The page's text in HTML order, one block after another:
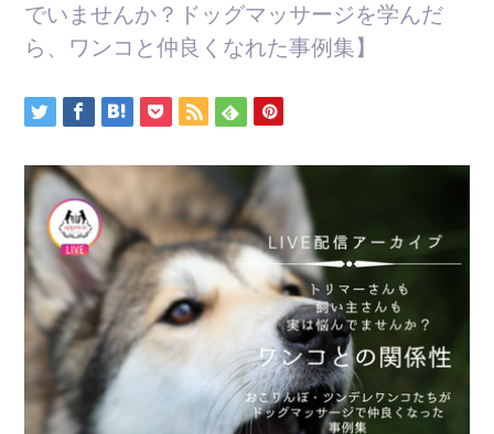
でいませんか？ドッグマッサージを学んだ
ら、ワンコと仲良くなれた事例集】